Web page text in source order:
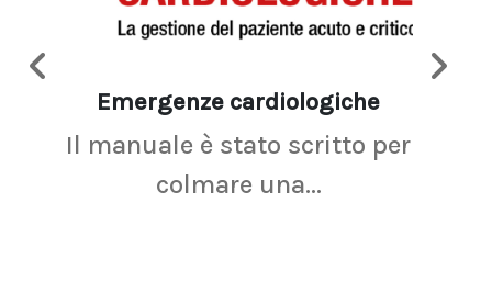
Emergenze cardiologiche
Il manuale è stato scritto per
colmare una...